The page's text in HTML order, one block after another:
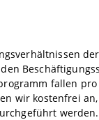
fallen
wir kostenfrei
werden.